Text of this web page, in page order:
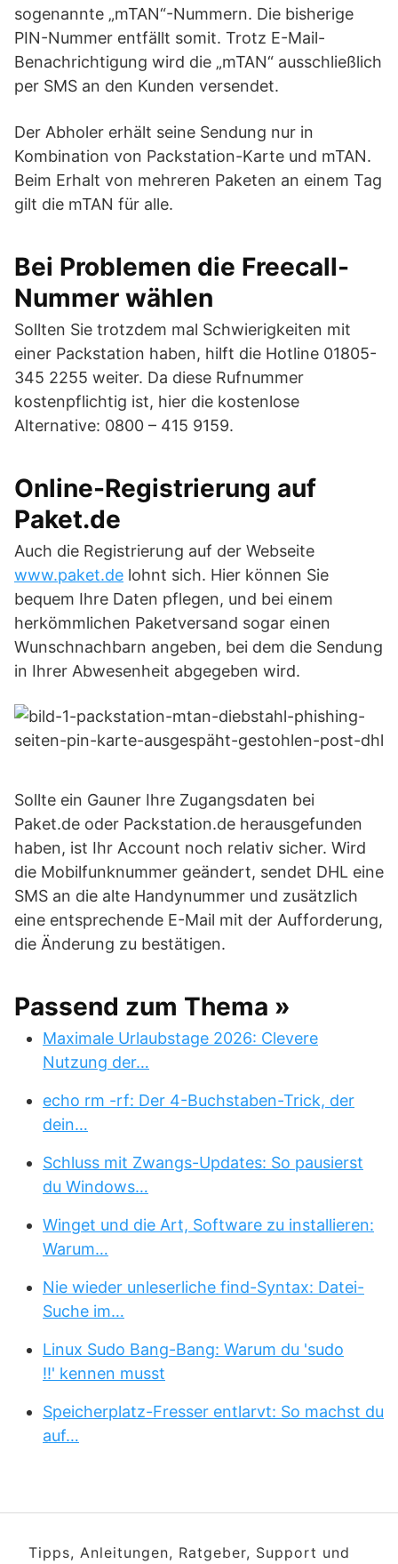
sogenannte „mTAN“-Nummern. Die bisherige
PIN-Nummer entfällt somit. Trotz E-Mail-
Benachrichtigung wird die „mTAN“ ausschließlich
per SMS an den Kunden versendet.
Der Abholer erhält seine Sendung nur in
Kombination von Packstation-Karte und mTAN.
Beim Erhalt von mehreren Paketen an einem Tag
gilt die mTAN für alle.
Bei Problemen die Freecall-
Nummer wählen
Sollten Sie trotzdem mal Schwierigkeiten mit
einer Packstation haben, hilft die Hotline 01805-
345 2255 weiter. Da diese Rufnummer
kostenpflichtig ist, hier die kostenlose
Alternative: 0800 – 415 9159.
Online-Registrierung auf
Paket.de
Auch die Registrierung auf der Webseite
www.paket.de lohnt sich. Hier können Sie
bequem Ihre Daten pflegen, und bei einem
herkömmlichen Paketversand sogar einen
Wunschnachbarn angeben, bei dem die Sendung
in Ihrer Abwesenheit abgegeben wird.
Sollte ein Gauner Ihre Zugangsdaten bei
Paket.de oder Packstation.de herausgefunden
haben, ist Ihr Account noch relativ sicher. Wird
die Mobilfunknummer geändert, sendet DHL eine
SMS an die alte Handynummer und zusätzlich
eine entsprechende E-Mail mit der Aufforderung,
die Änderung zu bestätigen.
Passend zum Thema »
Maximale Urlaubstage 2026: Clevere
Nutzung der…
echo rm -rf: Der 4-Buchstaben-Trick, der
dein…
Schluss mit Zwangs-Updates: So pausierst
du Windows…
Winget und die Art, Software zu installieren:
Warum…
Nie wieder unleserliche find-Syntax: Datei-
Suche im…
Linux Sudo Bang-Bang: Warum du 'sudo
!!' kennen musst
Speicherplatz-Fresser entlarvt: So machst du
auf…
Tipps, Anleitungen, Ratgeber, Support und